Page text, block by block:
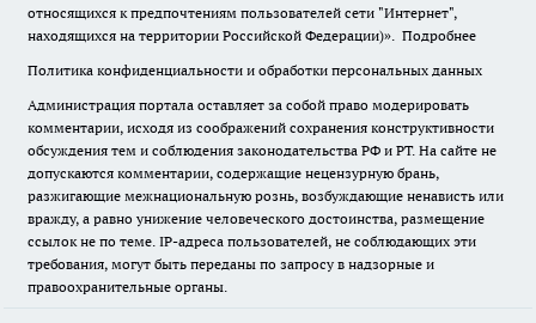
относящихся к предпочтениям пользователей сети "Интернет",
находящихся на территории Российской Федерации)». Подробнее
Политика конфиденциальности и обработки персональных данных
Администрация портала оставляет за собой право модерировать
комментарии, исходя из соображений сохранения конструктивности
обсуждения тем и соблюдения законодательства РФ и РТ. На сайте не
допускаются комментарии, содержащие нецензурную брань,
разжигающие межнациональную рознь, возбуждающие ненависть или
вражду, а равно унижение человеческого достоинства, размещение
ссылок не по теме. IP-адреса пользователей, не соблюдающих эти
требования, могут быть переданы по запросу в надзорные и
правоохранительные органы.